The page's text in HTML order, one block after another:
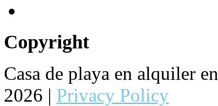
Copyright
Casa de playa en alquiler
2026 | Privacy Policy